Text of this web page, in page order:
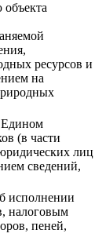
ресурсов и
на
Едином
(в части
лиц
сведений,
исполнении
налоговым
пеней,